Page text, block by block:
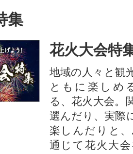
集
花火大会特
地域の人々と観
ともに楽しめ
る、花火大会。
選んだり、実際
楽しんだりと
通じて花火大